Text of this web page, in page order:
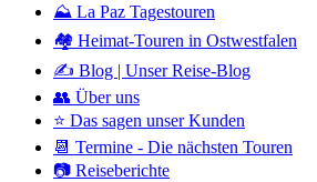
⛰️ La Paz Tagestouren
🏘️ Heimat-Touren in Ostwestfalen
✍️ Blog | Unser Reise-Blog
👥 Über uns
⭐ Das sagen unser Kunden
📆 Termine - Die nächsten Touren
📷 Reiseberichte